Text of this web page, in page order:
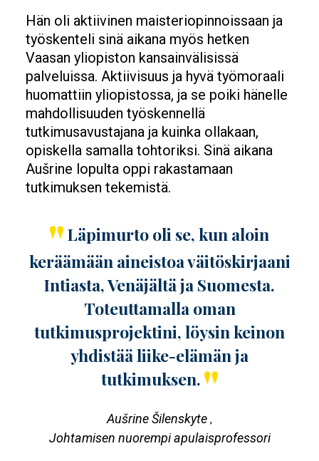
Hän oli aktiivinen maisteriopinnoissaan ja
työskenteli sinä aikana myös hetken
Vaasan yliopiston kansainvälisissä
palveluissa. Aktiivisuus ja hyvä työmoraali
huomattiin yliopistossa, ja se poiki hänelle
mahdollisuuden työskennellä
tutkimusavustajana ja kuinka ollakaan,
opiskella samalla tohtoriksi. Sinä aikana
Aušrine lopulta oppi rakastamaan
tutkimuksen tekemistä.
Läpimurto oli se, kun aloin
keräämään aineistoa väitöskirjaani
Intiasta, Venäjältä ja Suomesta.
Toteuttamalla oman
tutkimusprojektini, löysin keinon
yhdistää liike-elämän ja
tutkimuksen.
Aušrine Šilenskyte ,
Johtamisen nuorempi apulaisprofessori